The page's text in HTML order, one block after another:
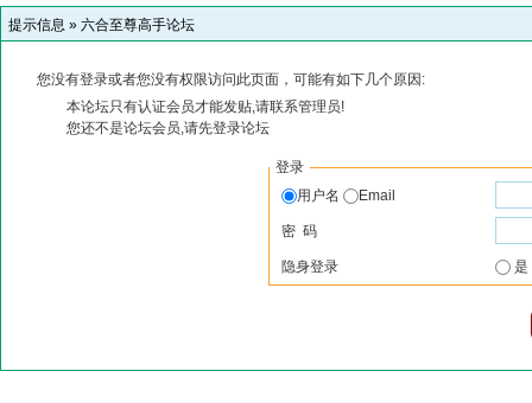
提示信息 » 六合至尊高手论坛
您没有登录或者您没有权限访问此页面，可能有如下几个原因:
本论坛只有认证会员才能发贴,请联系管理员!
您还不是论坛会员,请先登录论坛
登录
用户名
Email
密 码
隐身登录